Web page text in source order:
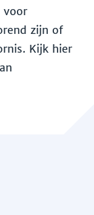
voor
zijn of
Kijk hier